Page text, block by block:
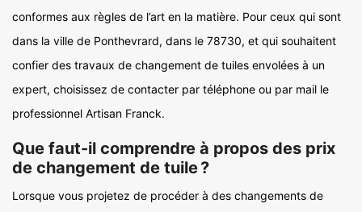
conformes aux règles de l’art en la matière. Pour ceux qui sont
dans la ville de Ponthevrard, dans le 78730, et qui souhaitent
confier des travaux de changement de tuiles envolées à un
expert, choisissez de contacter par téléphone ou par mail le
professionnel Artisan Franck.
Que faut-il comprendre à propos des prix
de changement de tuile ?
Lorsque vous projetez de procéder à des changements de